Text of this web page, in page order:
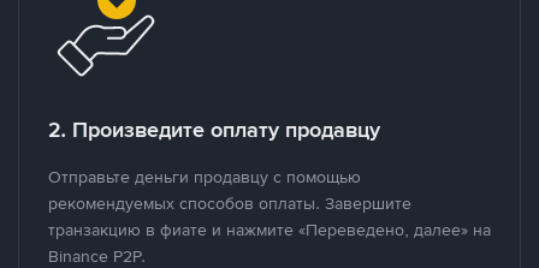
2. Произведите оплату продавцу
Отправьте деньги продавцу с помощью
рекомендуемых способов оплаты. Завершите
транзакцию в фиате и нажмите «Переведено, далее» на
Binance P2P.